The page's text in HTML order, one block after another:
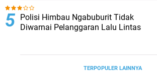
Polisi Himbau Ngabuburit Tidak
Diwarnai Pelanggaran Lalu Lintas
TERPOPULER LAINNYA